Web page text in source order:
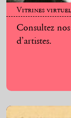
Vitrines
Consultez
d’artistes.